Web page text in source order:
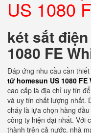
US 1080
két sắt
1080 FE
Đáp ứng nhu cầu cần
tử homesun US 1080 FE
cao cấp là địa chỉ uy tín
và uy tín chất lượng nhất.
cháy là lựa chọn hàng
công ty hiện đại nhất. Với
thành trên cả nước. nhà